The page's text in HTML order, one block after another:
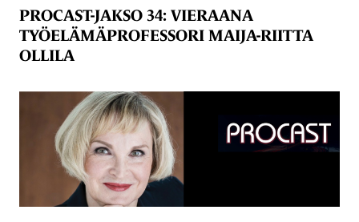
PROCAST-JAKSO 34: VIERAANA
TYÖELÄMÄPROFESSORI MAIJA-RIITTA
OLLILA